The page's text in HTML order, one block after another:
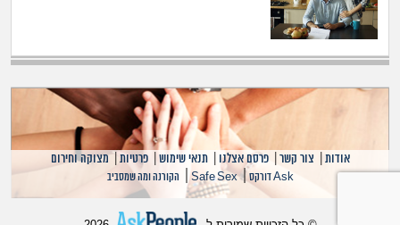
אודות צור קשר |פרסם אצלנו |תנאי שימוש |פרטיות |מצוקה וחירום
Ask דורקס |
Safe Sex
| הקורנה ומה שמסביב